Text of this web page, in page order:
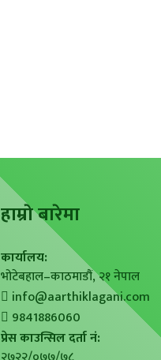
हाम्राे बारेमा
कार्यालय:
भोटेबहाल–काठमाडौं, २१ नेपाल
info@aarthiklagani.com
9841886060
प्रेस काउन्सिल दर्ता नं: